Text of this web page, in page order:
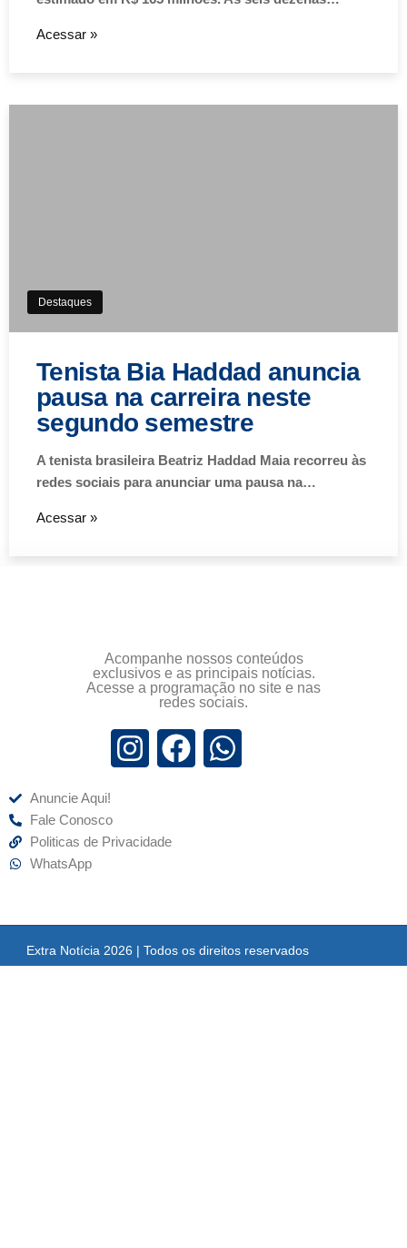
Acessar »
Destaques
Tenista Bia Haddad anuncia
pausa na carreira neste
segundo semestre
A tenista brasileira Beatriz Haddad Maia recorreu às
redes sociais para anunciar uma pausa na…
Acessar »
Acompanhe nossos conteúdos
exclusivos e as principais notícias.
Acesse a programação no site e nas
redes sociais.
Anuncie Aqui!
Fale Conosco
Politicas de Privacidade
WhatsApp
Extra Notícia 2026 | Todos os direitos reservados